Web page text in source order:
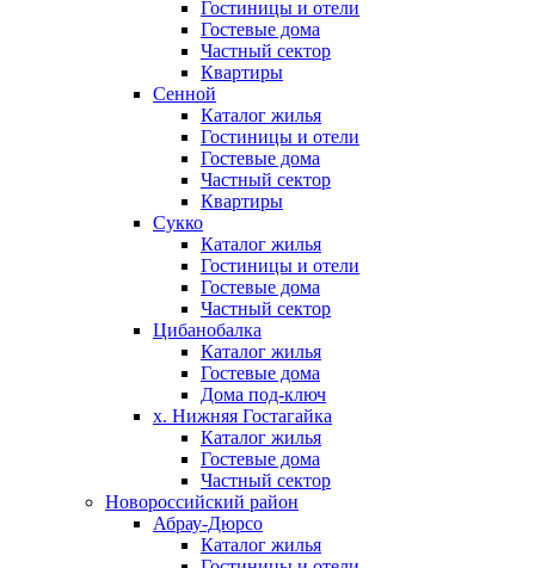
Гостиницы и отели
Гостевые дома
Частный сектор
Квартиры
Сенной
Каталог жилья
Гостиницы и отели
Гостевые дома
Частный сектор
Квартиры
Сукко
Каталог жилья
Гостиницы и отели
Гостевые дома
Частный сектор
Цибанобалка
Каталог жилья
Гостевые дома
Дома под-ключ
х. Нижняя Гостагайка
Каталог жилья
Гостевые дома
Частный сектор
Новороссийский район
Абрау-Дюрсо
Каталог жилья